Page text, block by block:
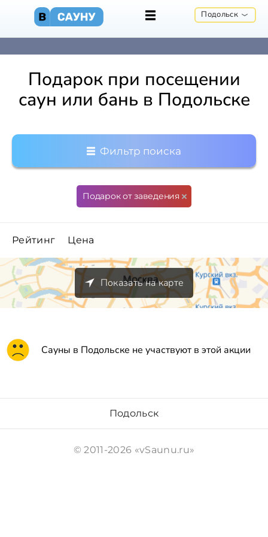
Подольск
Подарок при посещении
саун или бань в Подольске
Фильтр поиска
Подарок от заведения
Рейтинг Цена
Показать на карте
Сауны в Подольске не участвуют в этой акции
Подольск
© 2011-2026 «vSaunu.ru»